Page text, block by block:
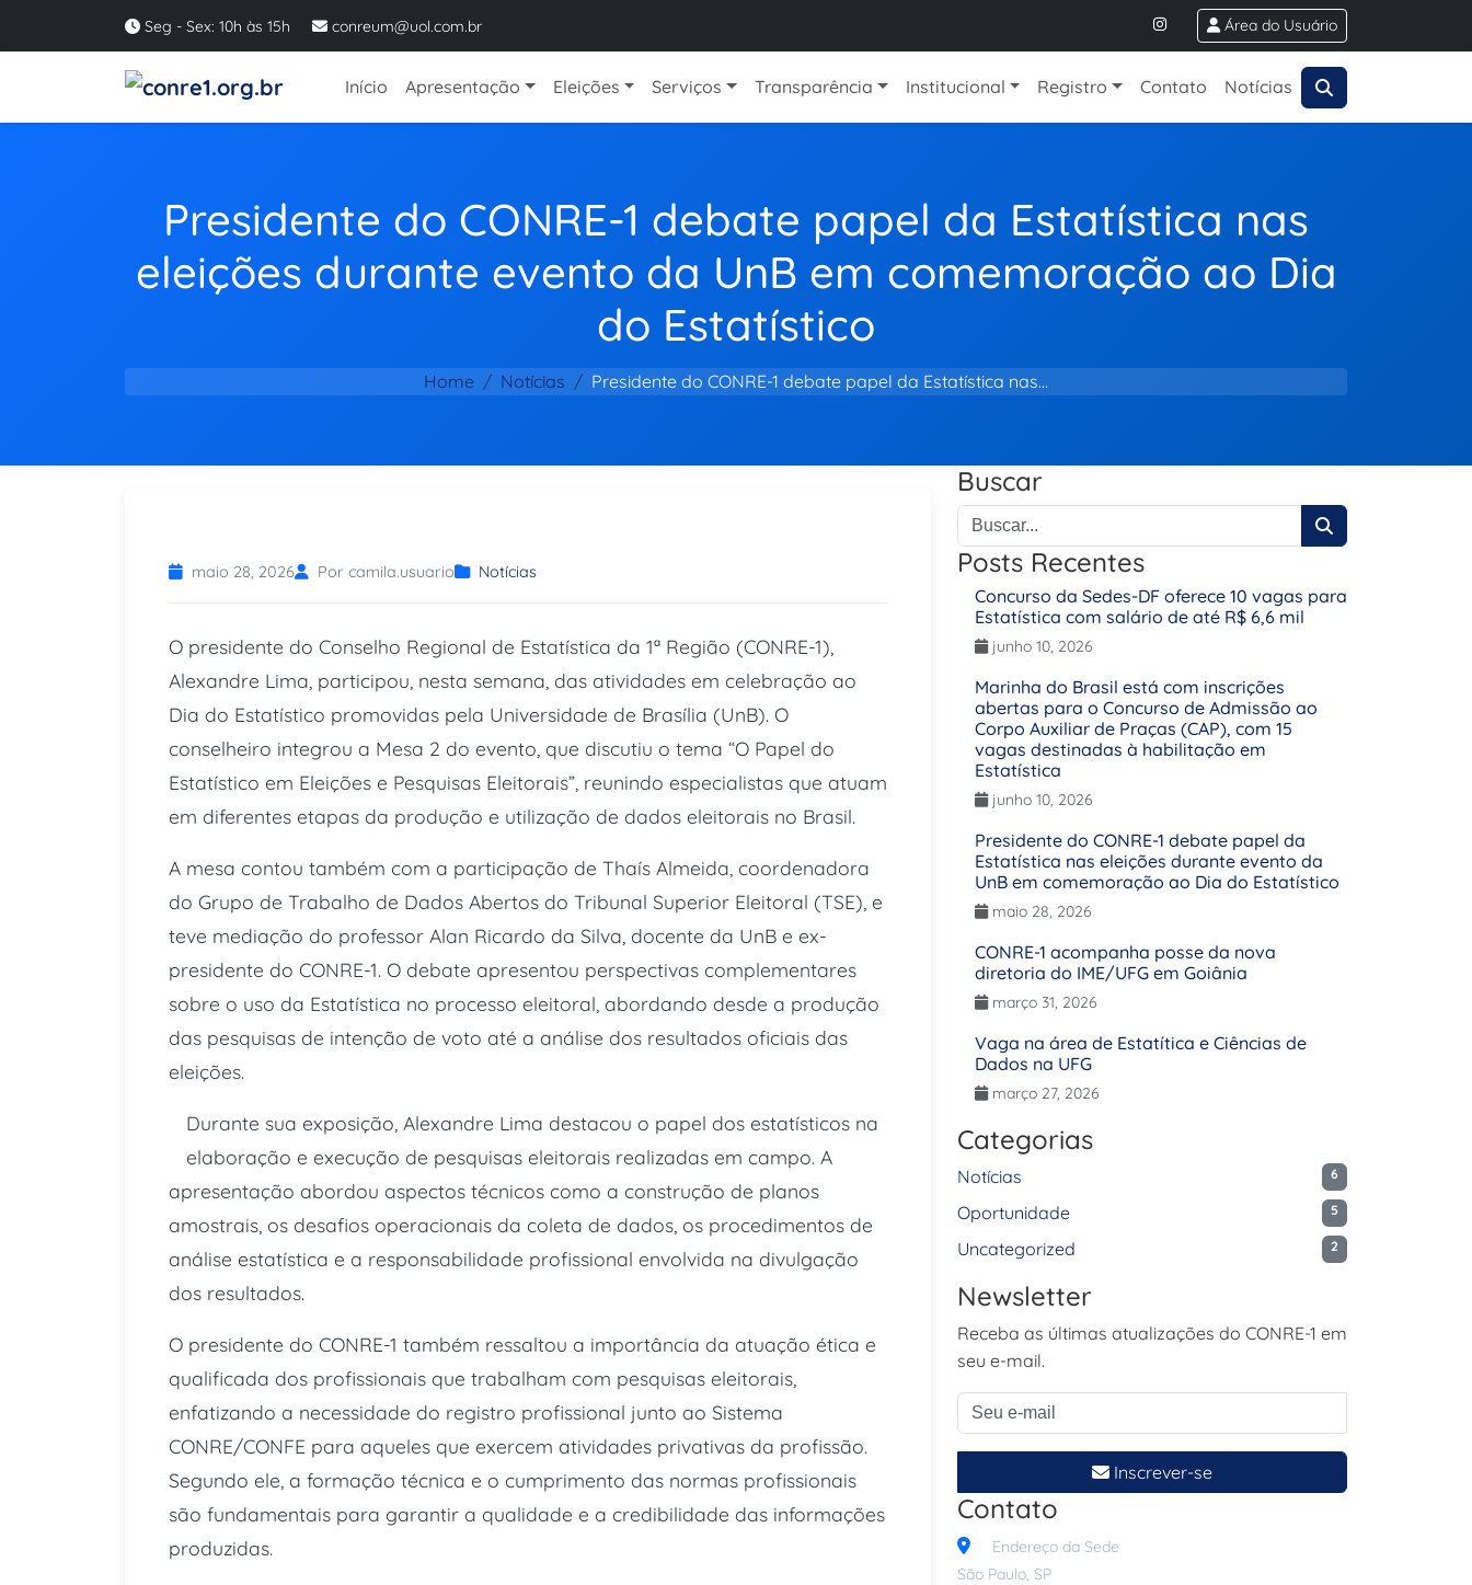
Seg - Sex: 10h às 15h conreum@uol.com.br Área do Usuário
Início Apresentação Eleições Serviços Transparência Institucional Registro Contato Notícias
Presidente do CONRE-1 debate papel da Estatística nas
eleições durante evento da UnB em comemoração ao Dia
do Estatístico
Home Notícias Presidente do CONRE-1 debate papel da Estatística nas…
maio 28, 2026 Por camila.usuario Notícias
O presidente do Conselho Regional de Estatística da 1ª Região (CONRE-1),
Alexandre Lima, participou, nesta semana, das atividades em celebração ao
Dia do Estatístico promovidas pela Universidade de Brasília (UnB). O
conselheiro integrou a Mesa 2 do evento, que discutiu o tema “O Papel do
Estatístico em Eleições e Pesquisas Eleitorais”, reunindo especialistas que atuam
em diferentes etapas da produção e utilização de dados eleitorais no Brasil.
A mesa contou também com a participação de Thaís Almeida, coordenadora
do Grupo de Trabalho de Dados Abertos do Tribunal Superior Eleitoral (TSE), e
teve mediação do professor Alan Ricardo da Silva, docente da UnB e ex-
presidente do CONRE-1. O debate apresentou perspectivas complementares
sobre o uso da Estatística no processo eleitoral, abordando desde a produção
das pesquisas de intenção de voto até a análise dos resultados oficiais das
eleições.
Durante sua exposição, Alexandre Lima destacou o papel dos estatísticos na
elaboração e execução de pesquisas eleitorais realizadas em campo. A
apresentação abordou aspectos técnicos como a construção de planos
amostrais, os desafios operacionais da coleta de dados, os procedimentos de
análise estatística e a responsabilidade profissional envolvida na divulgação
dos resultados.
O presidente do CONRE-1 também ressaltou a importância da atuação ética e
qualificada dos profissionais que trabalham com pesquisas eleitorais,
enfatizando a necessidade do registro profissional junto ao Sistema
CONRE/CONFE para aqueles que exercem atividades privativas da profissão.
Segundo ele, a formação técnica e o cumprimento das normas profissionais
são fundamentais para garantir a qualidade e a credibilidade das informações
produzidas.
Buscar
Posts Recentes
Concurso da Sedes-DF oferece 10 vagas para
Estatística com salário de até R$ 6,6 mil
junho 10, 2026
Marinha do Brasil está com inscrições
abertas para o Concurso de Admissão ao
Corpo Auxiliar de Praças (CAP), com 15
vagas destinadas à habilitação em
Estatística
junho 10, 2026
Presidente do CONRE-1 debate papel da
Estatística nas eleições durante evento da
UnB em comemoração ao Dia do Estatístico
maio 28, 2026
CONRE-1 acompanha posse da nova
diretoria do IME/UFG em Goiânia
março 31, 2026
Vaga na área de Estatítica e Ciências de
Dados na UFG
março 27, 2026
Categorias
Notícias 6
Oportunidade 5
Uncategorized 2
Newsletter
Receba as últimas atualizações do CONRE-1 em
seu e-mail.
Inscrever-se
Contato
Endereço da Sede
São Paulo, SP